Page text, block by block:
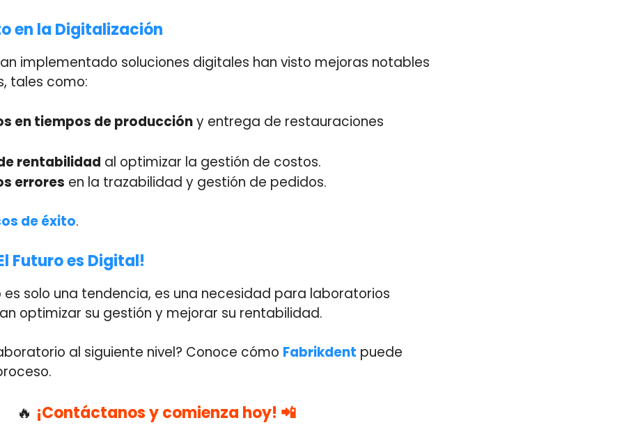
en la Digitalización
implementado soluciones digitales han visto mejoras notables
tales como:
en tiempos de produccióny entrega de restauraciones
rentabilidad al optimizar la gestión de costos.
errores en la trazabilidad y gestión de pedidos.
de éxito.
Futuro es Digital!
es solo una tendencia, es una necesidad para laboratorios
optimizar su gestión y mejorar su rentabilidad.
al siguiente nivel? Conoce cómo Fabrikdent puede
🔥 ¡Contáctanos y comienza hoy! 📲